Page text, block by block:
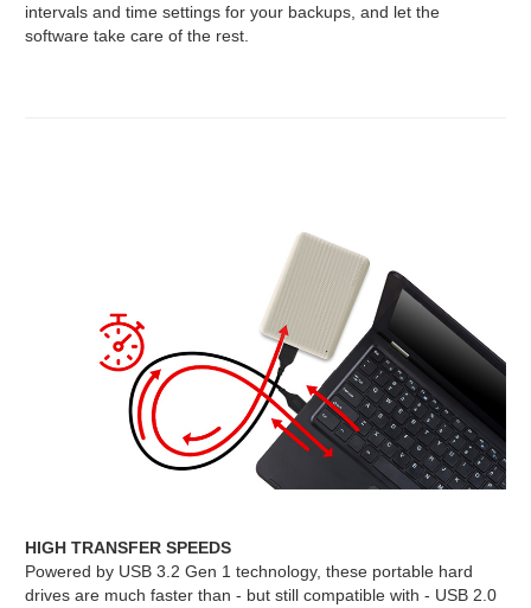
intervals and time settings for your backups, and let the
software take care of the rest.
HIGH TRANSFER SPEEDS
Powered by USB 3.2 Gen 1 technology, these portable hard
drives are much faster than - but still compatible with - USB 2.0